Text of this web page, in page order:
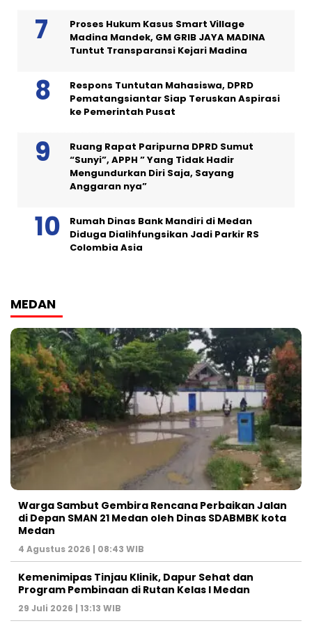
Proses Hukum Kasus Smart Village
Madina Mandek, GM GRIB JAYA MADINA
Tuntut Transparansi Kejari Madina
Respons Tuntutan Mahasiswa, DPRD
Pematangsiantar Siap Teruskan Aspirasi
ke Pemerintah Pusat
Ruang Rapat Paripurna DPRD Sumut
“Sunyi”, APPH ” Yang Tidak Hadir
Mengundurkan Diri Saja, Sayang
Anggaran nya”
Rumah Dinas Bank Mandiri di Medan
Diduga Dialihfungsikan Jadi Parkir RS
Colombia Asia
MEDAN
Warga Sambut Gembira Rencana Perbaikan Jalan
di Depan SMAN 21 Medan oleh Dinas SDABMBK kota
Medan
4 Agustus 2026 | 08:43 WIB
Kemenimipas Tinjau Klinik, Dapur Sehat dan
Program Pembinaan di Rutan Kelas I Medan
29 Juli 2026 | 13:13 WIB